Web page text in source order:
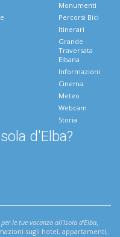
Monumenti
Percorsi Bici
Itinerari
Grande
Traversata
Elbana
Informazioni
Cinema
Meteo
Webcam
Storia
d'Elba?
le tue vacanza all'Isola d'Elba,
sugli hotel, appartamenti,